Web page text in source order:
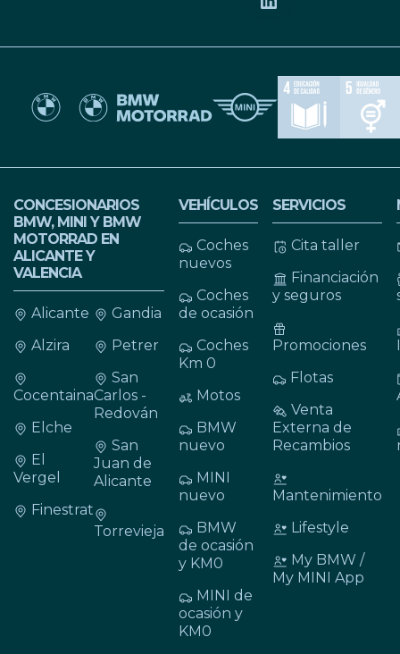
SÍGUENOS EN
CONCESIONARIOS
BMW, MINI Y BMW
MOTORRAD EN
ALICANTE Y
VALENCIA
Alicante
Alzira
Cocentaina
Elche
El
Vergel
Finestrat
Gandia
Petrer
San
Carlos -
Redován
San
Juan de
Alicante
Torrevieja
VEHÍCULOS
Coches
nuevos
Coches
de ocasión
Coches
Km 0
Motos
BMW
nuevo
MINI
nuevo
BMW
de ocasión
y KM0
MINI de
ocasión y
KM0
SERVICIOS
Cita taller
Financiación
y seguros
Promociones
Flotas
Venta
Externa de
Recambios
Mantenimiento
Lifestyle
My BMW /
My MINI App